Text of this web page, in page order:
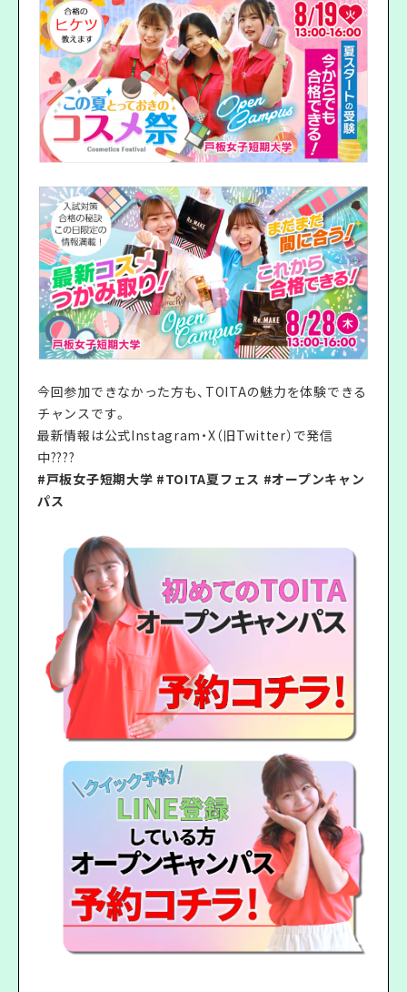
今回参加できなかった方も、TOITAの魅力を体験できる
チャンスです。
最新情報は公式Instagram・X（旧Twitter）で発信
中????
#戸板女子短期大学 #TOITA夏フェス #オープンキャン
パス